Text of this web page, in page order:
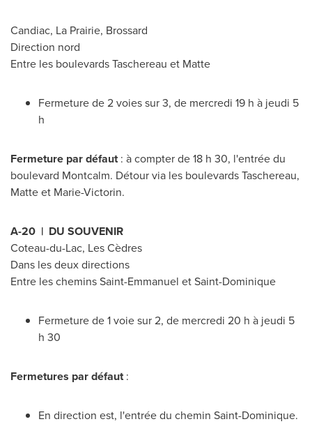
Candiac, La Prairie, Brossard
Direction nord
Entre les boulevardsTaschereau et Matte
Fermeture de 2 voies sur 3, de mercredi 19 h à jeudi 5
h
Fermeture par défaut: à compter de 18 h 30, l'entrée du
boulevard Montcalm. Détour via les boulevardsTaschereau,
Matte et Marie-Victorin.
A-20 | DU SOUVENIR
Coteau-du-Lac, Les Cèdres
Dans les deux directions
Entre les chemins Saint-Emmanuel etSaint-Dominique
Fermeture de 1 voie sur 2, de mercredi 20 h à jeudi 5
h 30
Fermetures par défaut:
En direction est, l'entrée du chemin Saint-Dominique.